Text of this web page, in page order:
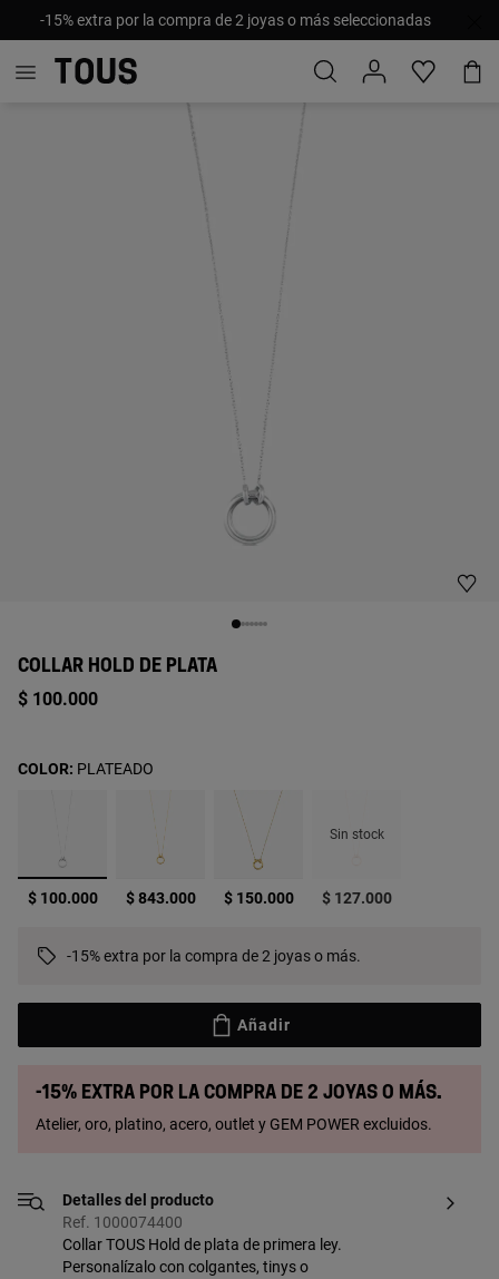
-15% extra por la compra de 2 joyas o más seleccionadas
COLLAR HOLD DE PLATA
$ 100.000
seleccionado
$ 100.000 $ 843.000 $ 150.000
Sin stock
$ 127.000
COLOR: PLATEADO
-15% extra por la compra de 2 joyas o más.
Añadir
-15% extra por la compra de 2 joyas o más.
Atelier, oro, platino, acero, outlet y GEM POWER excluidos.
Detalles del producto
Ref. 1000074400
Collar TOUS Hold de plata de primera ley.
Personalízalo con colgantes, tinys o